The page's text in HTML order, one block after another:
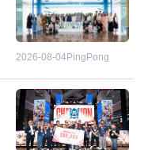
2026-08-04PingPong